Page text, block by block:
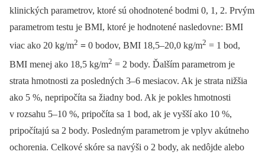
klinických parametrov, ktoré sú ohodnotené bodmi 0, 1, 2. Prvým
parametrom testu je BMI, ktoré je hodnotené nasledovne: BMI
viac ako 20 kg/m2 = 0 bodov, BMI 18,5–20,0 kg/m2 = 1 bod,
BMI menej ako 18,5 kg/m2 = 2 body. Ďalším parametrom je
strata hmotnosti za posledných 3–6 mesiacov. Ak je strata nižšia
ako 5 %, nepripočíta sa žiadny bod. Ak je pokles hmotnosti
v rozsahu 5–10 %, pripočíta sa 1 bod, ak je vyšší ako 10 %,
pripočítajú sa 2 body. Posledným parametrom je vplyv akútneho
ochorenia. Celkové skóre sa navýši o 2 body, ak nedôjde alebo